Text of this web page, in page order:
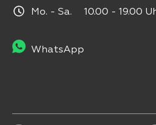
Mo. - Sa. 10.00 - 19.00
WhatsApp